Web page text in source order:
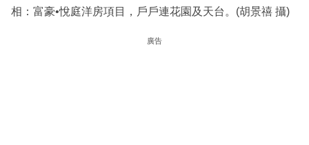
相：富豪•悅庭洋房項目，戶戶連花園及天台。(胡景禧 攝)
廣告